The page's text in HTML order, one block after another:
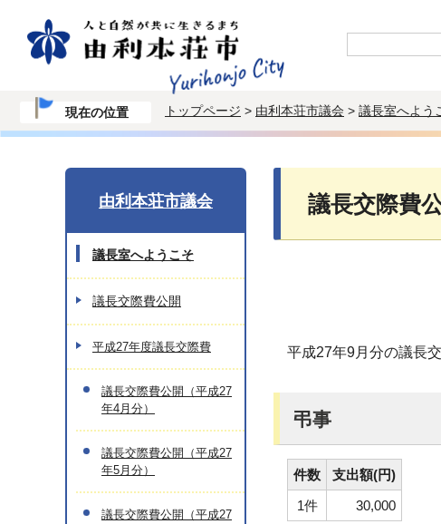
現在の位置 トップページ > 由利本荘市議会 > 議長室へよう
議長交際費
平成27年9月分の議長
弔事
件数
支出額(円)
1件
30,000
由利本荘市議会
議長室へようこそ
議長交際費公開
平成27年度議長交際費
議長交際費公開（平成27
年4月分）
議長交際費公開（平成27
年5月分）
議長交際費公開（平成27